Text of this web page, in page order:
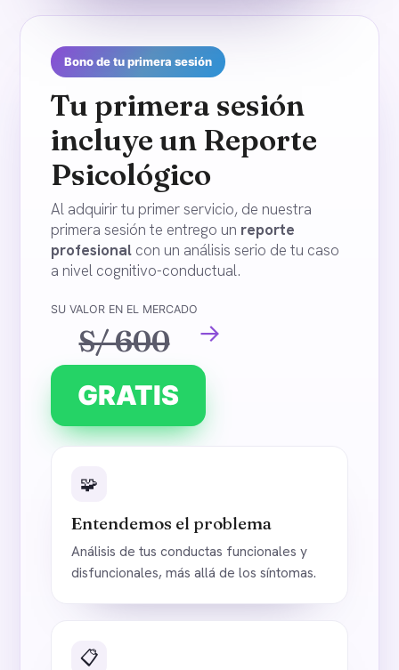
Bono de tu primera sesión
Tu primera sesión
incluye un Reporte
Psicológico
Al adquirir tu primer servicio, de nuestra
primera sesión te entrego un reporte
profesional con un análisis serio de tu caso
a nivel cognitivo-conductual.
SU VALOR EN EL MERCADO
S/ 600 →
GRATIS
🧩
Entendemos el problema
Análisis de tus conductas funcionales y
disfuncionales, más allá de los síntomas.
📋